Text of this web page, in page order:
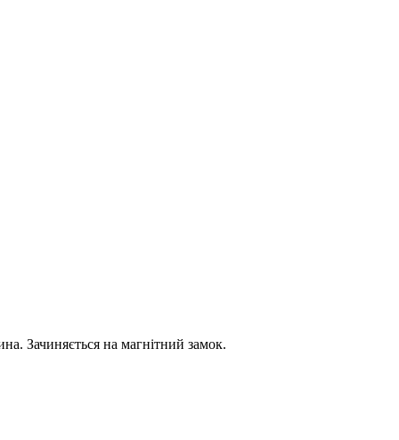
Зачиняється на магнітний замок.